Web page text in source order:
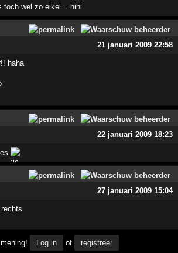
toch wel zo eikel ...hihi
21 januari 2009 22:58
haha
22 januari 2009 18:23
27 januari 2009 15:04
Log in of registreer